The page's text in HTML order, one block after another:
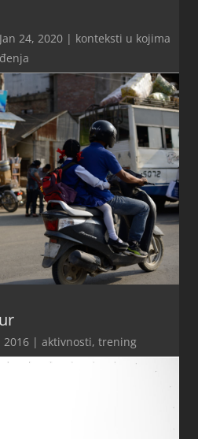
Jan 24, 2020 | konteksti u kojima
2016 |aktivnosti,trening